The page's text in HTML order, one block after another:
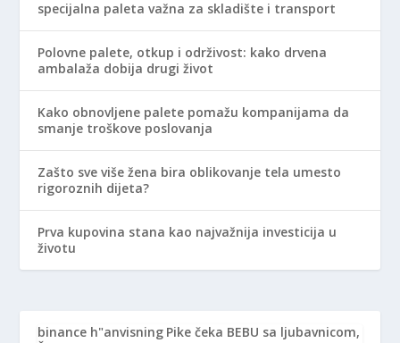
specijalna paleta važna za skladište i transport
Polovne palete, otkup i održivost: kako drvena
ambalaža dobija drugi život
Kako obnovljene palete pomažu kompanijama da
smanje troškove poslovanja
Zašto sve više žena bira oblikovanje tela umesto
rigoroznih dijeta?
Prva kupovina stana kao najvažnija investicija u
životu
binance h"anvisning Pike čeka BEBU sa ljubavnicom,